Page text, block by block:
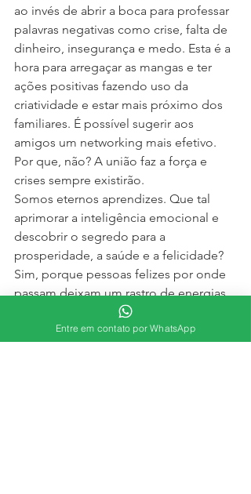
ao invés de abrir a boca para professar
palavras negativas como crise, falta de
dinheiro, insegurança e medo. Esta é a
hora para arregaçar as mangas e ter
ações positivas fazendo uso da
criatividade e estar mais próximo dos
familiares. É possível sugerir aos
amigos um networking mais efetivo.
Por que, não? A união faz a força e
crises sempre existirão.
Somos eternos aprendizes. Que tal
aprimorar a inteligência emocional e
descobrir o segredo para a
prosperidade, a saúde e a felicidade?
Sim, porque pessoas felizes por onde
passam deixam um rastro de energias
positivas e de encantamento. Cabe a
cada um deixar-se contagiar pelas
Entre em contato por WhatsApp